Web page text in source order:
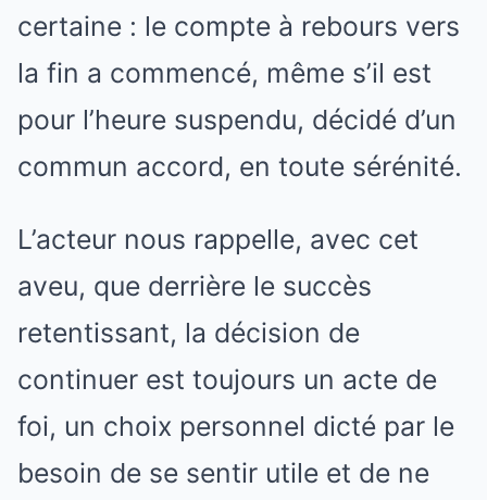
certaine : le compte à rebours vers
la fin a commencé, même s’il est
pour l’heure suspendu, décidé d’un
commun accord, en toute sérénité.
L’acteur nous rappelle, avec cet
aveu, que derrière le succès
retentissant, la décision de
continuer est toujours un acte de
foi, un choix personnel dicté par le
besoin de se sentir utile et de ne